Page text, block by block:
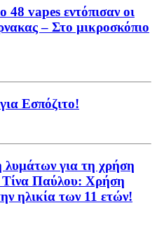
48 vapes εντόπισαν οι
– Στο μικροσκόπιο
Εσπόζιτο!
λυμάτων για τη χρήση
Παύλου: Χρήση
ηλικία των 11 ετών!